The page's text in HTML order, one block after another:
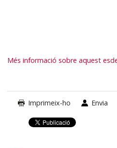
Més informació sobre aquest
Imprimeix-ho Envia